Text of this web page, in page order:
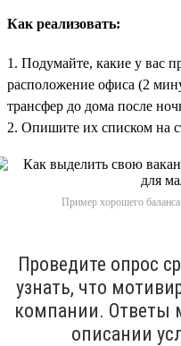
Как реализовать:
1. Подумайте, какие у вас
расположение офиса (2
трансфер до дома после
2. Опишите их списком на
Пример хорошего
Проведите опрос
узнать, что
компании. Ответы
описании